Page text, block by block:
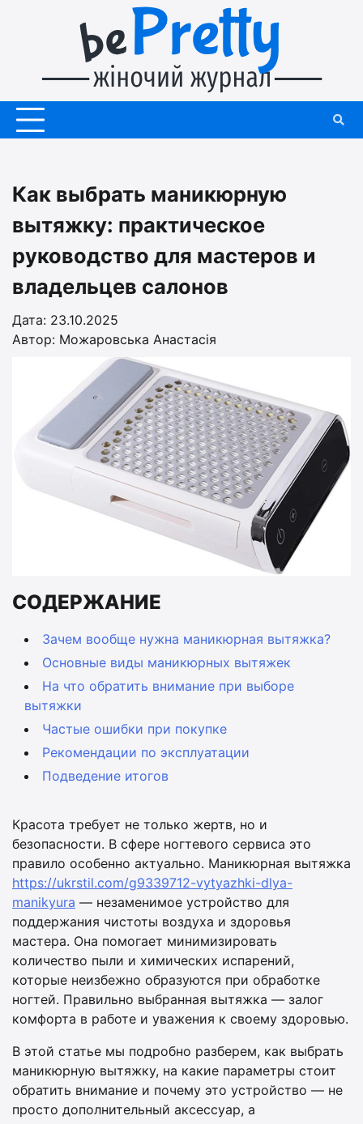
Как выбрать маникюрную
вытяжку: практическое
руководство для мастеров и
владельцев салонов
Дата: 23.10.2025
Автор: Можаровська Анастасія
СОДЕРЖАНИЕ
Зачем вообще нужна маникюрная вытяжка?
Основные виды маникюрных вытяжек
На что обратить внимание при выборе
вытяжки
Частые ошибки при покупке
Рекомендации по эксплуатации
Подведение итогов
Красота требует не только жертв, но и
безопасности. В сфере ногтевого сервиса это
правило особенно актуально. Маникюрная вытяжка
https://ukrstil.com/g9339712-vytyazhki-dlya-
manikyura — незаменимое устройство для
поддержания чистоты воздуха и здоровья
мастера. Она помогает минимизировать
количество пыли и химических испарений,
которые неизбежно образуются при обработке
ногтей. Правильно выбранная вытяжка — залог
комфорта в работе и уважения к своему здоровью.
В этой статье мы подробно разберем, как выбрать
маникюрную вытяжку, на какие параметры стоит
обратить внимание и почему это устройство — не
просто дополнительный аксессуар, а